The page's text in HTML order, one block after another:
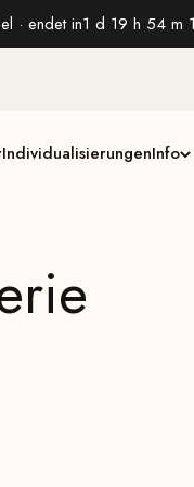
· endet in1 d 19 h 54 m
IndividualisierungenInfo